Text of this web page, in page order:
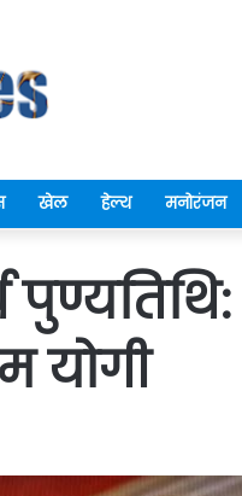
खेल हेल्थ मनोरंजन
योगी